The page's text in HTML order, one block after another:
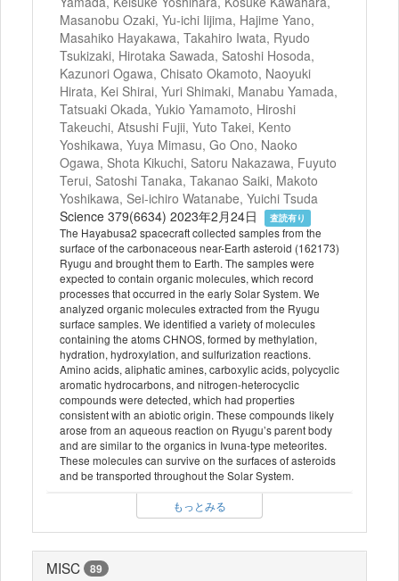
Masanobu Ozaki, Yu-ichi Iijima, Hajime Yano,
Masahiko Hayakawa, Takahiro Iwata, Ryudo
Tsukizaki, Hirotaka Sawada, Satoshi Hosoda,
Kazunori Ogawa, Chisato Okamoto, Naoyuki
Hirata, Kei Shirai, Yuri Shimaki, Manabu Yamada,
Tatsuaki Okada, Yukio Yamamoto, Hiroshi
Takeuchi, Atsushi Fujii, Yuto Takei, Kento
Yoshikawa, Yuya Mimasu, Go Ono, Naoko
Ogawa, Shota Kikuchi, Satoru Nakazawa, Fuyuto
Terui, Satoshi Tanaka, Takanao Saiki, Makoto
Yoshikawa, Sei-ichiro Watanabe, Yuichi Tsuda
Science 379(6634) 2023年2月24日
査読有り
The Hayabusa2 spacecraft collected samples from the
surface of the carbonaceous near-Earth asteroid (162173)
Ryugu and brought them to Earth. The samples were
expected to contain organic molecules, which record
processes that occurred in the early Solar System. We
analyzed organic molecules extracted from the Ryugu
surface samples. We identified a variety of molecules
containing the atoms CHNOS, formed by methylation,
hydration, hydroxylation, and sulfurization reactions.
Amino acids, aliphatic amines, carboxylic acids, polycyclic
aromatic hydrocarbons, and nitrogen-heterocyclic
compounds were detected, which had properties
consistent with an abiotic origin. These compounds likely
arose from an aqueous reaction on Ryugu’s parent body
and are similar to the organics in Ivuna-type meteorites.
These molecules can survive on the surfaces of asteroids
and be transported throughout the Solar System.
もっとみる
MISC 89